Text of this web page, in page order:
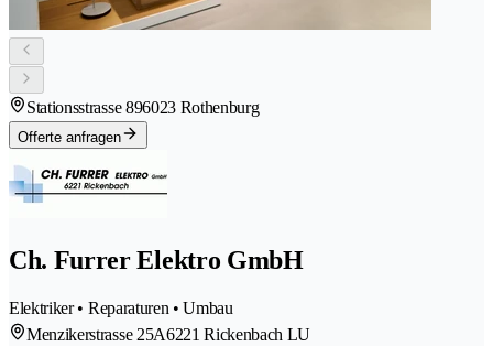
Stationsstrasse 896023 Rothenburg
Offerte anfragen
Ch. Furrer Elektro GmbH
Elektriker • Reparaturen • Umbau
Menzikerstrasse 25A6221 Rickenbach LU